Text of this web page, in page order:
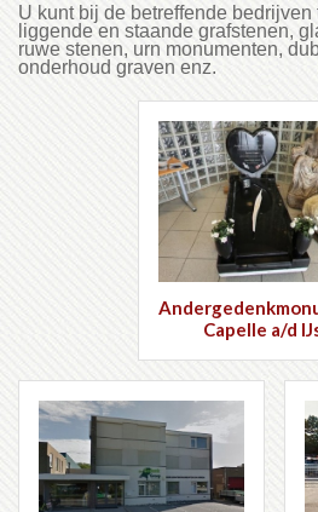
U kunt bij de betreffende bedrijven
liggende en staande grafstenen,
ruwe stenen, urn monumenten,
onderhoud graven enz.
Capelle a/d